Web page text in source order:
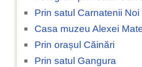
Prin satul Carnatenii Noi
Casa muzeu Alexei
Prin orașul Căinări
Prin satul Gangura